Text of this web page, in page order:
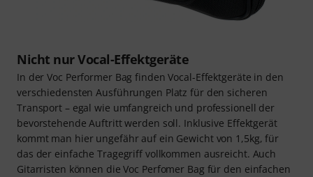
Nicht nur Vocal-Effektgeräte
In der Voc Performer Bag finden Vocal-Effektgeräte in den
verschiedensten Ausführungen Platz für den sicheren
Transport – egal wie umfangreich und professionell der
bevorstehende Auftritt werden soll. Inklusive Effektgerät
kommt man hier ungefähr auf ein Gewicht von 1,5kg, für
das der einfache Tragegriff vollkommen ausreicht. Auch
Gitarristen können die Voc Perfomer Bag für den einfachen